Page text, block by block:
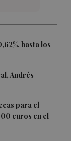
hasta los
Andrés
para el
euros en el